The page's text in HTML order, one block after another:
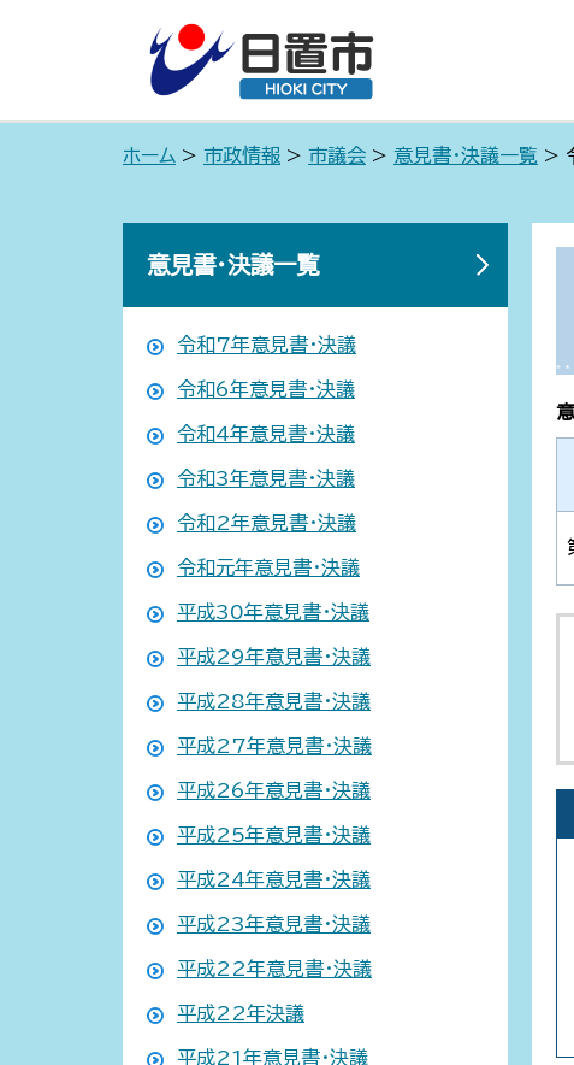
ホーム > 市政情報 > 市議会 > 意見書・決議一覧 >
意見書・決議一覧
令和7年意見書・決議
令和6年意見書・決議
令和4年意見書・決議
令和3年意見書・決議
令和2年意見書・決議
令和元年意見書・決議
平成30年意見書・決議
平成29年意見書・決議
平成28年意見書・決議
平成27年意見書・決議
平成26年意見書・決議
平成25年意見書・決議
平成24年意見書・決議
平成23年意見書・決議
平成22年意見書・決議
平成22年決議
平成21年意見書・決議